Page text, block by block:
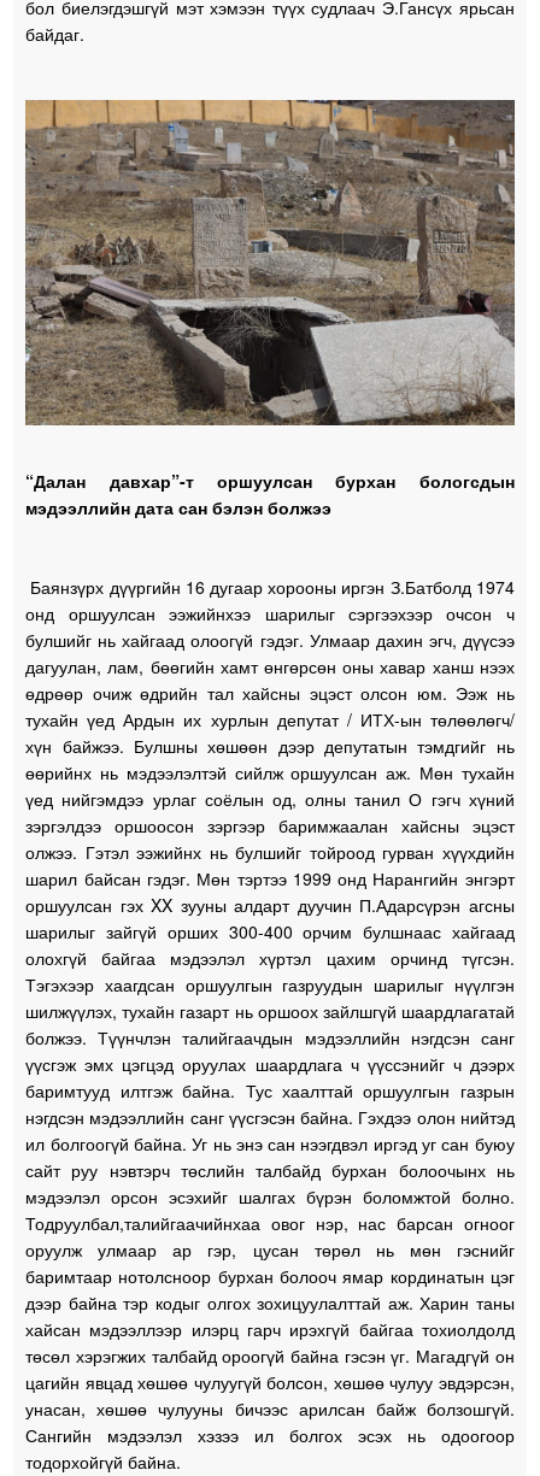
бол биелэгдэшгүй мэт хэмээн түүх судлаач Э.Гансүх ярьсан
байдаг.
“Далан давхар”-т оршуулсан бурхан бологсдын
мэдээллийн дата сан бэлэн болжээ
Баянзүрх дүүргийн 16 дугаар хорооны иргэн З.Батболд 1974
онд оршуулсан ээжийнхээ шарилыг сэргээхээр очсон ч
булшийг нь хайгаад олоогүй гэдэг. Улмаар дахин эгч, дүүсээ
дагуулан, лам, бөөгийн хамт өнгөрсөн оны хавар ханш нээх
өдрөөр очиж өдрийн тал хайсны эцэст олсон юм. Ээж нь
тухайн үед Ардын их хурлын депутат / ИТХ-ын төлөөлөгч/
хүн байжээ. Булшны хөшөөн дээр депутатын тэмдгийг нь
өөрийнх нь мэдээлэлтэй сийлж оршуулсан аж. Мөн тухайн
үед нийгэмдээ урлаг соёлын од, олны танил О гэгч хүний
зэргэлдээ оршоосон зэргээр баримжаалан хайсны эцэст
олжээ. Гэтэл ээжийнх нь булшийг тойроод гурван хүүхдийн
шарил байсан гэдэг. Мөн тэртээ 1999 онд Нарангийн энгэрт
оршуулсан гэх XX зууны алдарт дуучин П.Адарсүрэн агсны
шарилыг зайгүй орших 300-400 орчим булшнаас хайгаад
олохгүй байгаа мэдээлэл хүртэл цахим орчинд түгсэн.
Тэгэхээр хаагдсан оршуулгын газруудын шарилыг нүүлгэн
шилжүүлэх, тухайн газарт нь оршоох зайлшгүй шаардлагатай
болжээ. Түүнчлэн талийгаачдын мэдээллийн нэгдсэн санг
үүсгэж эмх цэгцэд оруулах шаардлага ч үүссэнийг ч дээрх
баримтууд илтгэж байна. Тус хаалттай оршуулгын газрын
нэгдсэн мэдээллийн санг үүсгэсэн байна. Гэхдээ олон нийтэд
ил болгоогүй байна. Уг нь энэ сан нээгдвэл иргэд уг сан буюу
сайт руу нэвтэрч төслийн талбайд бурхан болоочынх нь
мэдээлэл орсон эсэхийг шалгах бүрэн боломжтой болно.
Тодруулбал,талийгаачийнхаа овог нэр, нас барсан огноог
оруулж улмаар ар гэр, цусан төрөл нь мөн гэснийг
баримтаар нотолсноор бурхан болооч ямар кординатын цэг
дээр байна тэр кодыг олгох зохицуулалттай аж. Харин таны
хайсан мэдээллээр илэрц гарч ирэхгүй байгаа тохиолдолд
төсөл хэрэгжих талбайд ороогүй байна гэсэн үг. Магадгүй он
цагийн явцад хөшөө чулуугүй болсон, хөшөө чулуу эвдэрсэн,
унасан, хөшөө чулууны бичээс арилсан байж болзошгүй.
Сангийн мэдээлэл хэзээ ил болгох эсэх нь одоогоор
тодорхойгүй байна.